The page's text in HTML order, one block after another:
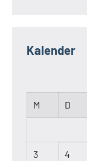
Kalender
M
D
3 4